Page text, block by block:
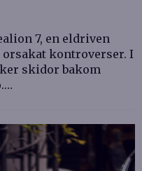
7, en eldriven
orsakat kontroverser. I
skidor bakom